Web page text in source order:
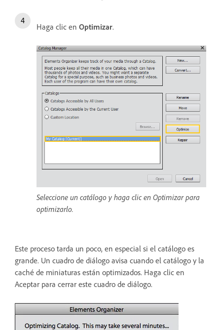
Haga clic en Optimizar.
Seleccione un catálogo y haga clic en Optimizar para
optimizarlo.
Este proceso tarda un poco, en especial si el catálogo es
grande. Un cuadro de diálogo avisa cuando el catálogo y la
caché de miniaturas están optimizados. Haga clic en
Aceptar para cerrar este cuadro de diálogo.